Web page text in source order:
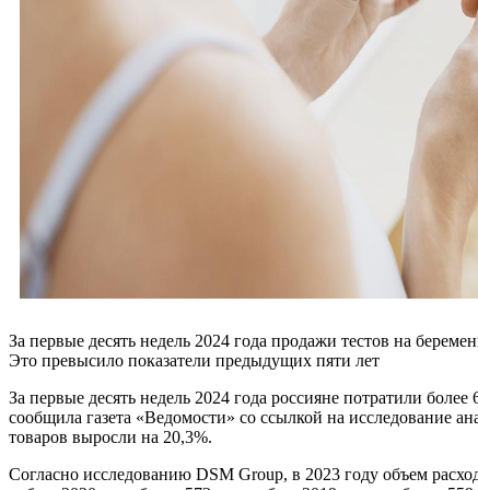
За первые десять недель 2024 года продажи тестов на
Это превысило показатели предыдущих пяти лет
За первые десять недель 2024 года россияне потратили
сообщила газета «Ведомости» со ссылкой на исследование
товаров выросли на 20,3%.
Согласно исследованию DSM Group, в 2023 году объем